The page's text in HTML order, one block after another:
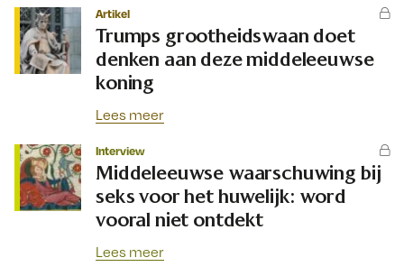
Artikel
Trumps grootheidswaan doet
denken aan deze middeleeuwse
koning
Lees meer
Interview
Middeleeuwse waarschuwing bij
seks voor het huwelijk: word
vooral niet ontdekt
Lees meer